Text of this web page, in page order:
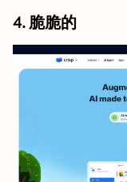
4. 脆脆的